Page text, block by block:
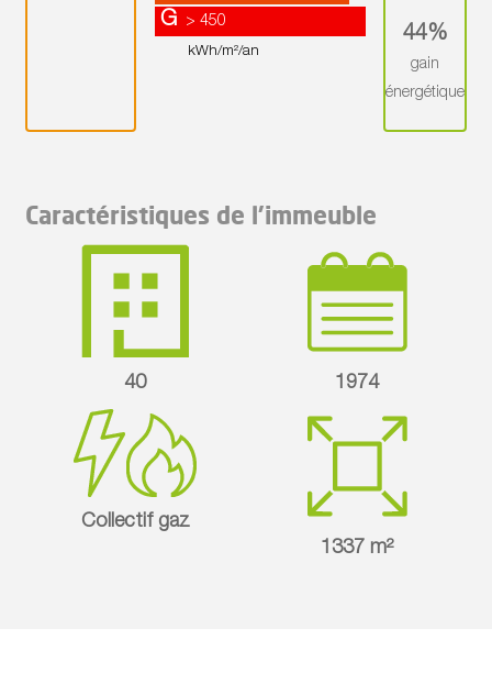
G > 450
kWh/m²/an
44%
gain
énergétique
Caractéristiques de l'immeuble
40 1974
Collectif gaz
1337 m²